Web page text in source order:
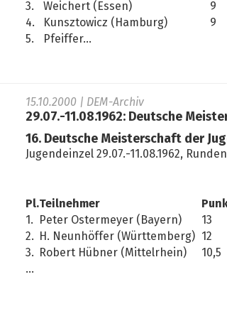
3.
Weichert (Essen)
9
4.
Kunsztowicz (Hamburg)
9
5.
Pfeiffer...
15.10.2000 | DEM-Archiv
29.07.-11.08.1962: Deutsche
16. Deutsche Meisterschaft der
Jugendeinzel 29.07.-11.08.1962,
Pl.Teilnehmer
1.
Peter Ostermeyer (Bayern)
13
2.
H. Neunhöffer (Württemberg)
12
3.
Robert Hübner (Mittelrhein)
10,5
...